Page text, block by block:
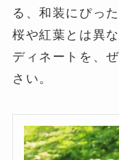
る、和装にぴっ
桜や紅葉とは異
ディネートを、
さい。